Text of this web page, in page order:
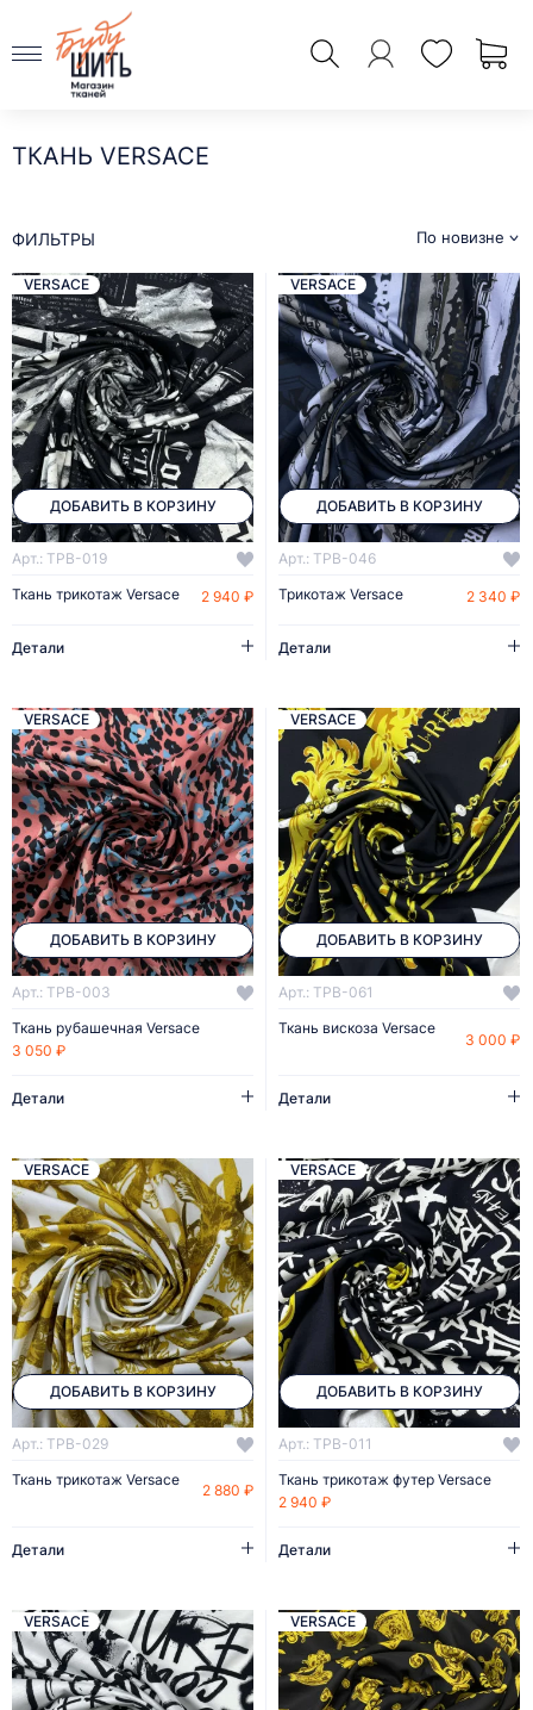
ТКАНЬ VERSACE
По новизне
ФИЛЬТРЫ
ДОБАВИТЬ В КОРЗИНУ
VERSACE
Арт.: TPB-019
Ткань трикотаж Versace
2 940 ₽
Детали
ДОБАВИТЬ В КОРЗИНУ
VERSACE
Арт.: TPB-046
Трикотаж Versace
2 340 ₽
Детали
ДОБАВИТЬ В КОРЗИНУ
VERSACE
Арт.: TPB-003
Ткань рубашечная Versace
3 050 ₽
Детали
ДОБАВИТЬ В КОРЗИНУ
VERSACE
Арт.: TPB-061
Ткань вискоза Versace
3 000 ₽
Детали
ДОБАВИТЬ В КОРЗИНУ
VERSACE
Арт.: TPB-029
Ткань трикотаж Versace
2 880 ₽
Детали
ДОБАВИТЬ В КОРЗИНУ
VERSACE
Арт.: TPB-011
Ткань трикотаж футер Versace
2 940 ₽
Детали
VERSACE VERSACE